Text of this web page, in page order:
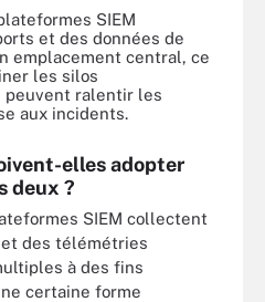
SIEM
et des données de
emplacement central, ce
les silos
peuvent ralentir les
aux incidents.
elles adopter
deux ?
SIEM collectent
des télémétries
à des fins
certaine forme